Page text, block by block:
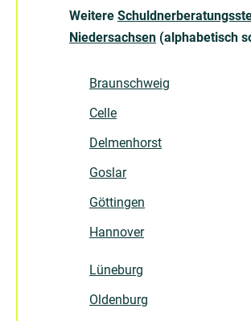
Weitere
Niedersachsen (alphabetisch
Braunschweig
Celle
Delmenhorst
Goslar
Göttingen
Hannover
Lüneburg
Oldenburg